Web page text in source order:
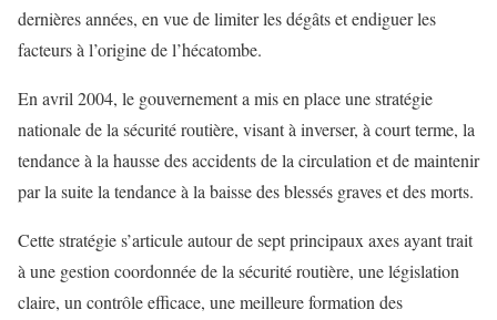
dernières années, en vue de limiter les dégâts et endiguer les
facteurs à l’origine de l’hécatombe.
En avril 2004, le gouvernement a mis en place une stratégie
nationale de la sécurité routière, visant à inverser, à court terme, la
tendance à la hausse des accidents de la circulation et de maintenir
par la suite la tendance à la baisse des blessés graves et des morts.
Cette stratégie s’articule autour de sept principaux axes ayant trait
à une gestion coordonnée de la sécurité routière, une législation
claire, un contrôle efficace, une meilleure formation des